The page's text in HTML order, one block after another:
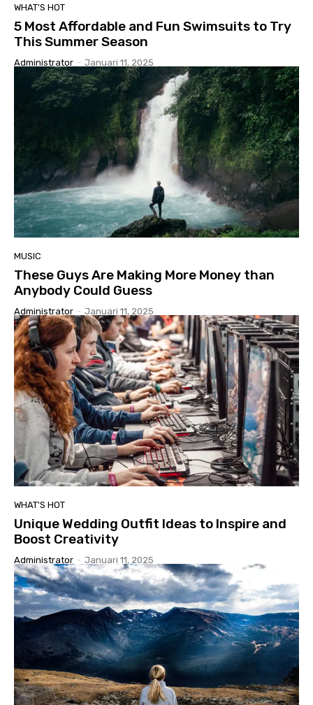
WHAT'S HOT
5 Most Affordable and Fun Swimsuits to Try
This Summer Season
Administrator - Januari 11, 2025
MUSIC
These Guys Are Making More Money than
Anybody Could Guess
Administrator - Januari 11, 2025
WHAT'S HOT
Unique Wedding Outfit Ideas to Inspire and
Boost Creativity
Administrator - Januari 11, 2025